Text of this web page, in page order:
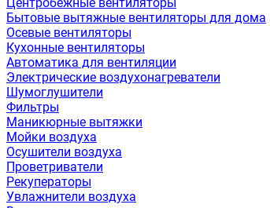
Центробежные вентиляторы
Бытовые вытяжные вентиляторы для дома
Осевые вентиляторы
Кухонные вентиляторы
Автоматика для вентиляции
Электрические воздухонагреватели
Шумоглушители
Фильтры
Маникюрные вытяжки
Мойки воздуха
Осушители воздуха
Проветриватели
Рекуператоры
Увлажнители воздуха